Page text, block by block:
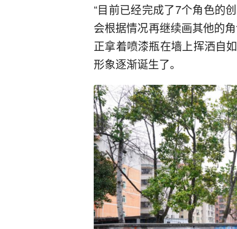
“目前已经完成了7个角色的
会根据情况再继续画其他的
正拿着喷漆瓶在墙上挥洒自
形象逐渐诞生了。